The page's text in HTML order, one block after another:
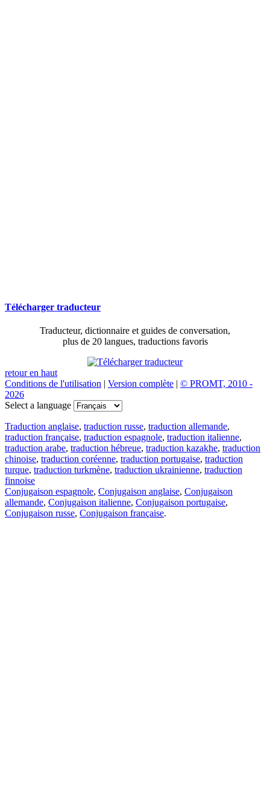
Télécharger traducteur
Traducteur, dictionnaire et guides de conversation,
plus de 20 langues, traductions favoris
retour en haut
Conditions de l'utilisation | Version complète | © PROMT, 2010 -
2026
Select a language
Traduction anglaise, traduction russe, traduction allemande,
traduction française, traduction espagnole, traduction italienne,
traduction arabe, traduction hébreue, traduction kazakhe, traduction
chinoise, traduction coréenne, traduction portugaise, traduction
turque, traduction turkmène, traduction ukrainienne, traduction
finnoise
Conjugaison espagnole, Conjugaison anglaise, Conjugaison
allemande, Conjugaison italienne, Conjugaison portugaise,
Conjugaison russe, Conjugaison française.